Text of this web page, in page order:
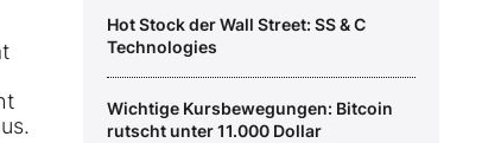
Hot Stock der Wall Street: SS & C
Technologies
Wichtige Kursbewegungen: Bitcoin
rutscht unter 11.000 Dollar